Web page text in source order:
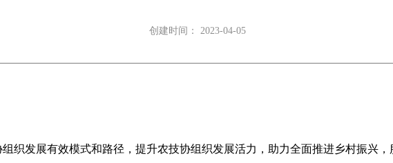
创建时间： 2023-04-05
织发展有效模式和路径，提升农技协组织发展活力，助力全面推进乡村振兴，